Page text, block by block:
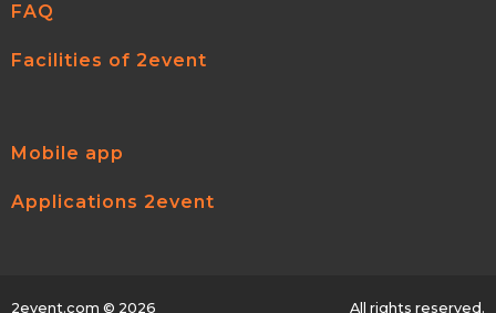
FAQ
Facilities of 2event
Mobile app
Applications 2event
2event.com © 2026 All rights reserved.